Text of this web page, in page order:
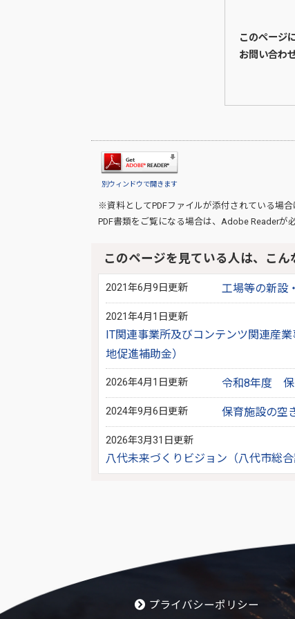
このページ
お問い合わ
別ウィンドウで開きます
※資料としてPDFファイルが添付されている場合
PDF書類をご覧になる場合は、 Adobe Readerが
このページを見ている人は、こん
2021年6月9日更新 工場等の新設
2021年4月1日更新
IT関連事業所及びコンテンツ関連産
地促進補助金）
2026年4月1日更新 令和8年度 保
2024年9月6日更新 保育施設の空
2026年3月31日更新
八代未来づくりビジョン（八代市総
プライバシーポリシー